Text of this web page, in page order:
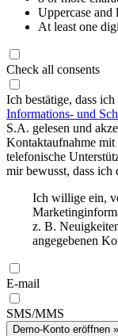
Uppercase and
At least one
Check all consents
Ich bestätige, dass
Informations- und
S.A. gelesen und
Kontaktaufnahme
telefonische
mir bewusst, dass ich
Ich willige ein,
z. B.
angegebenen
E-mail
SMS/MMS
Demo-Konto eröffnen »